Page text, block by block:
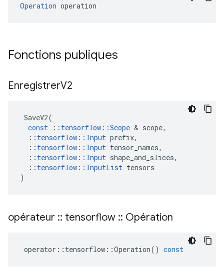
Operation operation
Fonctions publiques
EnregistrerV2
SaveV2(
const
:: tensorflow ::Scope & scope,
:: tensorflow :: Input prefix,
:: tensorflow :: Input tensor_names,
:: tensorflow :: Input shape_and_slices,
:: tensorflow :: InputList tensors
)
opérateur :: tensorflow :: Opération
operator :: tensorflow ::Operation() const